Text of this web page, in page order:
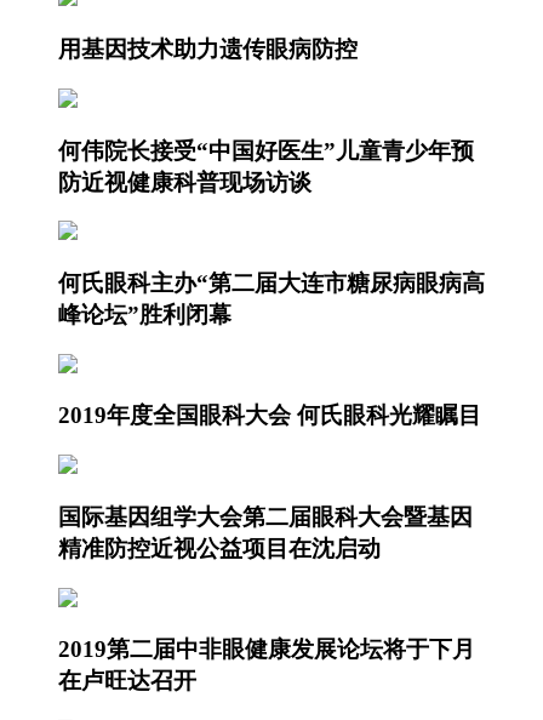
用基因技术助力遗传眼病防控
何伟院长接受“中国好医生”儿童青少年预
防近视健康科普现场访谈
何氏眼科主办“第二届大连市糖尿病眼病高
峰论坛”胜利闭幕
2019年度全国眼科大会 何氏眼科光耀瞩目
国际基因组学大会第二届眼科大会暨基因
精准防控近视公益项目在沈启动
2019第二届中非眼健康发展论坛将于下月
在卢旺达召开